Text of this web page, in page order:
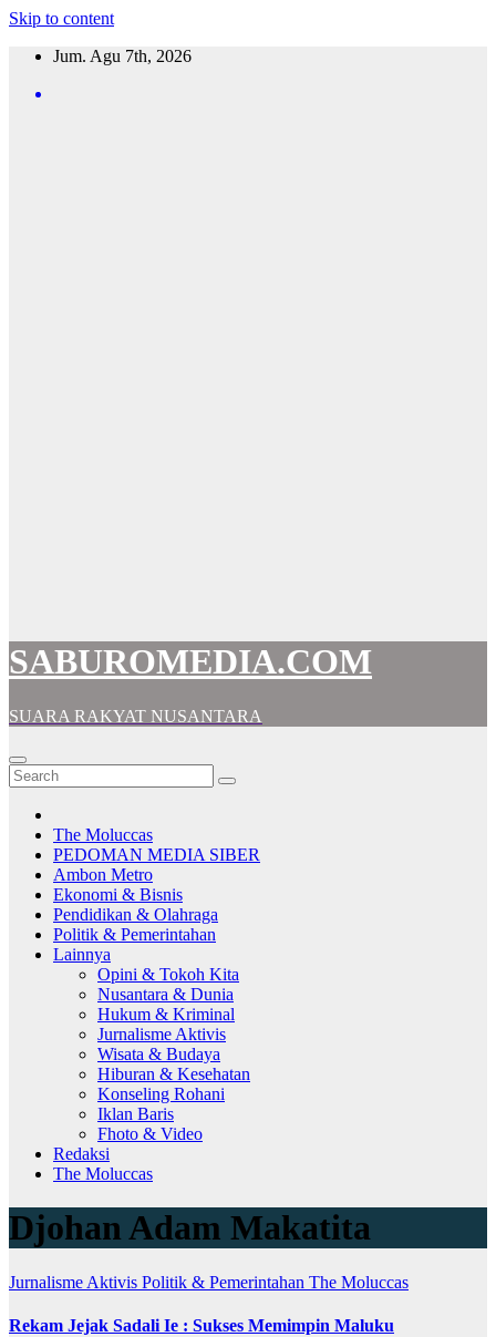
Skip to content
Jum. Agu 7th, 2026
SABUROMEDIA.COM
SUARA RAKYAT NUSANTARA
The Moluccas
PEDOMAN MEDIA SIBER
Ambon Metro
Ekonomi & Bisnis
Pendidikan & Olahraga
Politik & Pemerintahan
Lainnya
Opini & Tokoh Kita
Nusantara & Dunia
Hukum & Kriminal
Jurnalisme Aktivis
Wisata & Budaya
Hiburan & Kesehatan
Konseling Rohani
Iklan Baris
Fhoto & Video
Redaksi
The Moluccas
Djohan Adam Makatita
Jurnalisme Aktivis Politik & Pemerintahan The Moluccas
Rekam Jejak Sadali Ie : Sukses Memimpin Maluku